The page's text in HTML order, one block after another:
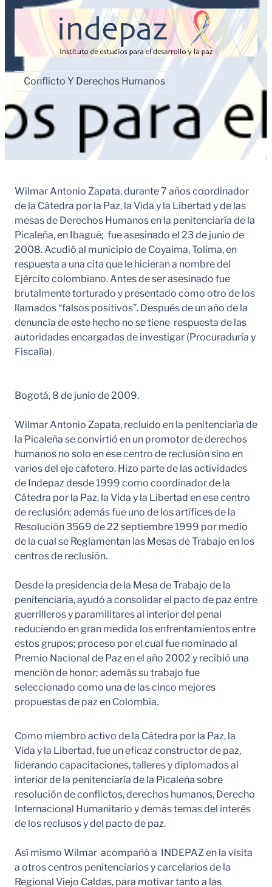
Conflicto Y Derechos Humanos
Wilmar Antonio Zapata, durante 7 años coordinador
de la Cátedra por la Paz, la Vida y la Libertad y de las
mesas de Derechos Humanos en la penitenciaría de la
Picaleña, en Ibagué; fue asesinado el 23 de junio de
2008. Acudió al municipio de Coyaima, Tolima, en
respuesta a una cita que le hicieran a nombre del
Ejército colombiano. Antes de ser asesinado fue
brutalmente torturado y presentado como otro de los
llamados “falsos positivos”. Después de un año de la
denuncia de este hecho no se tiene respuesta de las
autoridades encargadas de investigar (Procuraduría y
Fiscalía).
Bogotá, 8 de junio de 2009.
Wilmar Antonio Zapata, recluido en la penitenciaría de
la Picaleña se convirtió en un promotor de derechos
humanos no solo en ese centro de reclusión sino en
varios del eje cafetero. Hizo parte de las actividades
de Indepaz desde 1999 como coordinador de la
Cátedra por la Paz, la Vida y la Libertad en ese centro
de reclusión; además fue uno de los artífices de la
Resolución 3569 de 22 septiembre 1999 por medio
de la cual se Reglamentan las Mesas de Trabajo en los
centros de reclusión.
Desde la presidencia de la Mesa de Trabajo de la
penitenciaría, ayudó a consolidar el pacto de paz entre
guerrilleros y paramilitares al interior del penal
reduciendo en gran medida los enfrentamientos entre
estos grupos; proceso por el cual fue nominado al
Premio Nacional de Paz en el año 2002 y recibió una
mención de honor; además su trabajo fue
seleccionado como una de las cinco mejores
propuestas de paz en Colombia.
Como miembro activo de la Cátedra por la Paz, la
Vida y la Libertad, fue un eficaz constructor de paz,
liderando capacitaciones, talleres y diplomados al
interior de la penitenciaría de la Picaleña sobre
resolución de conflictos, derechos humanos, Derecho
Internacional Humanitario y demás temas del interés
de los reclusos y del pacto de paz.
Así mismo Wilmar acompañó a INDEPAZ en la visita
a otros centros penitenciarios y carcelarios de la
Regional Viejo Caldas, para motivar tanto a las